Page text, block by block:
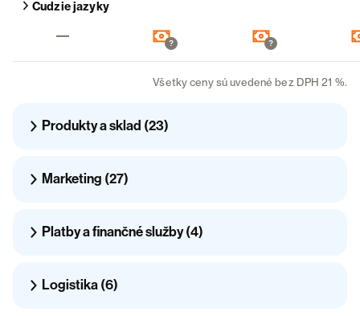
Cudzie jazyky
Zobraziť detail funkcie
Basic
? Business
?
Všetky ceny sú uvedené bez DPH 21 %.
Produkty a sklad (23)
Rozbaliť sekciu
Marketing (27)
Rozbaliť sekciu
Platby a finančné služby (4)
Rozbaliť sekciu
Logistika (6)
Rozbaliť sekciu